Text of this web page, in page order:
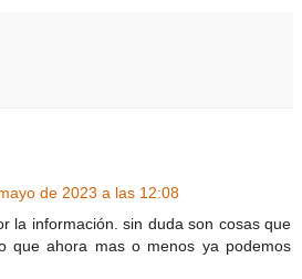
de 2023 a las 12:08
la información. sin duda son cosas que
que ahora mas o menos ya podemos